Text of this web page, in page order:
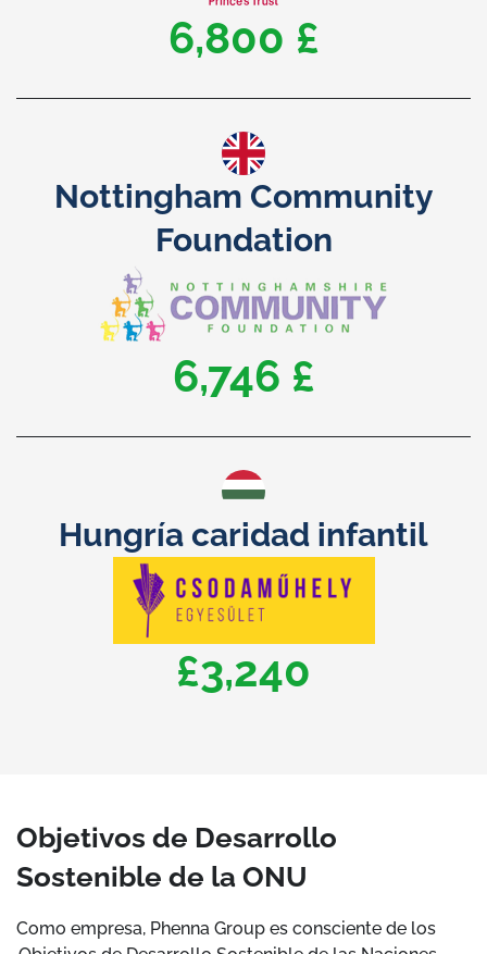
9,946 £
Nottingham Community
Foundation
9,893 £
Hungría caridad infantil
£4,813
Objetivos de Desarrollo
Sostenible de la ONU
Como empresa, Phenna Group es consciente de los